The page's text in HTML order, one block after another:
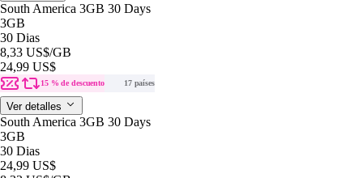
South America 3GB 30 Days
3GB
30 Dias
8,33 US$/GB
24,99 US$
15 % de descuento 17 países
Ver detalles
South America 3GB 30 Days
3GB
30 Dias
24,99 US$